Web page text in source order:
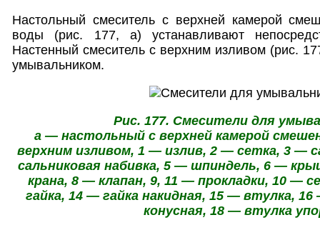
Настольный смеситель с верхней камерой
воды (рис. 177, а) устанавливают
Настенный смеситель с верхним изливом (рис.
умывальником.
Рис. 177. Смесители для
а — настольный с верхней камерой
верхним изливом, 1 — излив, 2 — сетка, 3 —
сальниковая набивка, 5 — шпиндель, 6 —
крана, 8 — клапан, 9, 11 — прокладки, 10 —
гайка, 14 — гайка накидная, 15 — втулка,
конусная, 18 — втулка